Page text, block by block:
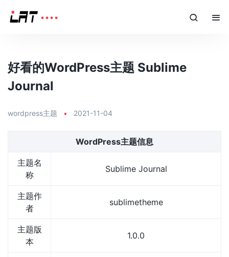
好看的WordPress主题 Sublime
Journal
wordpress主题 • 2021-11-04
WordPress主题信息
主题名
称
Sublime Journal
主题作
者
sublimetheme
主题版
本
1.0.0